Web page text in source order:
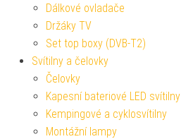
Dálkové ovladače
Držáky TV
Set top boxy (DVB-T2)
Svítilny a čelovky
Čelovky
Kapesní bateriové LED svítilny
Kempingové a cyklosvítilny
Montážní lampy